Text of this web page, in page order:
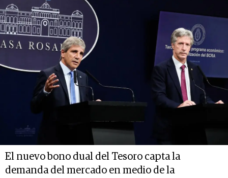
El nuevo bono dual del Tesoro capta la
demanda del mercado en medio de la